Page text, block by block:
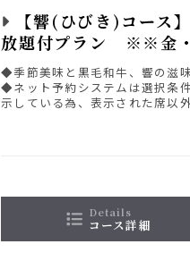
【響(ひびき)コース
放題付プラン ※※金
◆季節美味と黒毛和牛、響の滋
◆ネット予約システムは選択条
示している為、表示された席以
details
コース詳細